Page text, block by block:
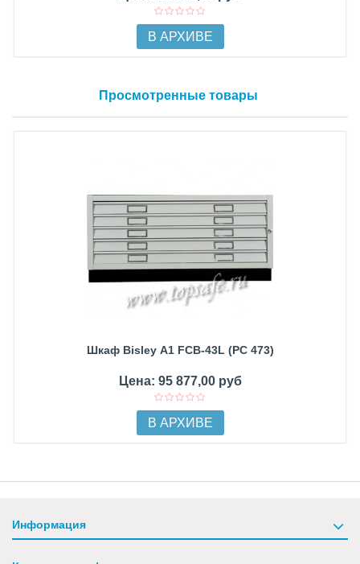
В АРХИВЕ
Просмотренные товары
Шкаф Bisley А1 FCB-43L (PC 473)
Цена: 95 877,00 руб
В АРХИВЕ
Информация